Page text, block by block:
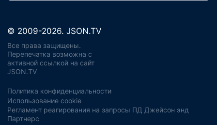
© 2009-2026. JSON.TV
Все права защищены.
Перепечатка возможна с
активной ссылкой на сайт
JSON.TV
Политика конфиденциальности
Использование cookie
Регламент реагирования на запросы ПД Джейсон энд
Партнерс